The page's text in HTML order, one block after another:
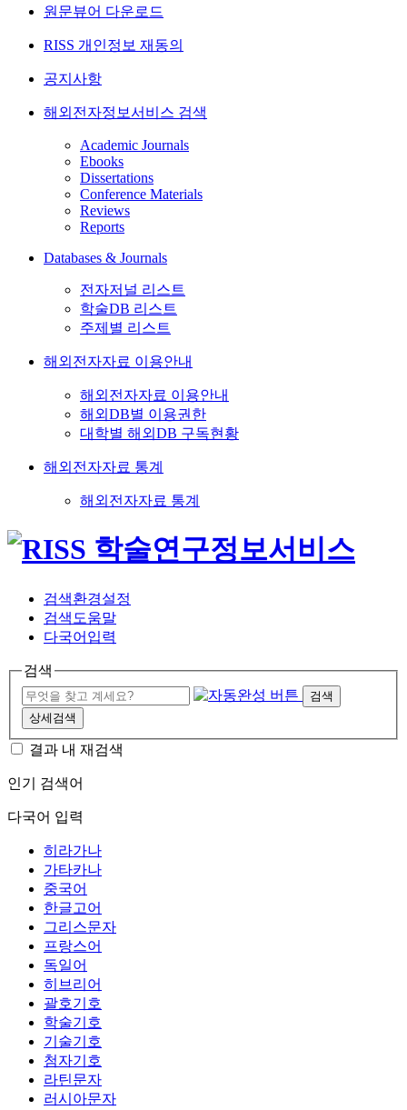
원문뷰어 다운로드
RISS 개인정보 재동의
공지사항
해외전자정보서비스 검색
Academic Journals
Ebooks
Dissertations
Conference Materials
Reviews
Reports
Databases & Journals
전자저널 리스트
학술DB 리스트
주제별 리스트
해외전자자료 이용안내
해외전자자료 이용안내
해외DB별 이용권한
대학별 해외DB 구독현황
해외전자자료 통계
해외전자자료 통계
검색환경설정
검색도움말
다국어입력
검색
검색
상세검색
결과 내 재검색
인기 검색어
다국어 입력
히라가나
가타카나
중국어
한글고어
그리스문자
프랑스어
독일어
히브리어
괄호기호
학술기호
기술기호
첨자기호
라틴문자
러시아문자